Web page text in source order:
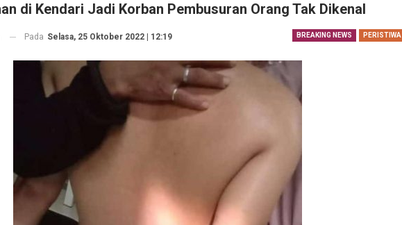
di Kendari Jadi Korban Pembusuran Orang Tak Dikenal
BREAKING NEWS PERISTIWA
Pada Selasa, 25 Oktober 2022 | 12:19